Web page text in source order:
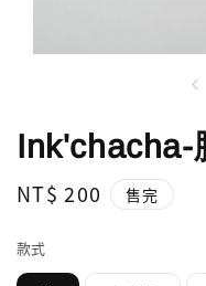
Ink'chacha-
Regular
NT$ 200 售完
款式